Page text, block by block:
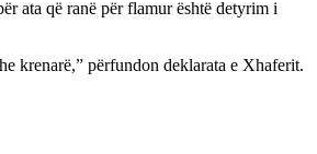
ata që ranë për flamur është detyrim i
krenarë,” përfundon deklarata e Xhaferit.